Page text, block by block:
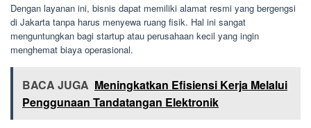
Dengan layanan ini, bisnis dapat memiliki alamat resmi yang bergengsi
di Jakarta tanpa harus menyewa ruang fisik. Hal ini sangat
menguntungkan bagi startup atau perusahaan kecil yang ingin
menghemat biaya operasional.
BACA JUGA Meningkatkan Efisiensi Kerja Melalui
Penggunaan Tandatangan Elektronik